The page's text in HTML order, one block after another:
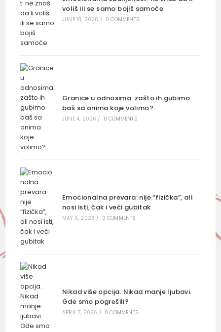
voliš ili se samo bojiš samoće
JUNE 18, 2026 / 0 COMMENTS
Granice u odnosima: zašto ih gubimo
baš sa onima koje volimo?
JUNE 4, 2026 / 0 COMMENTS
Emocionalna prevara: nije “fizička”, ali
nosi isti, čak i veći gubitak
MAY 5, 2026 / 0 COMMENTS
Nikad više opcija. Nikad manje ljubavi.
Gde smo pogrešili?
APRIL 7, 2026 / 0 COMMENTS